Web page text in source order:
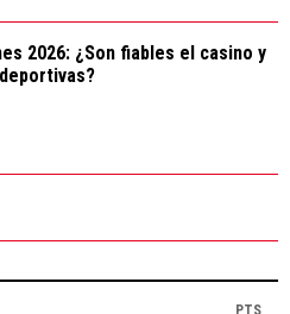
2026: ¿Son fiables el casino y